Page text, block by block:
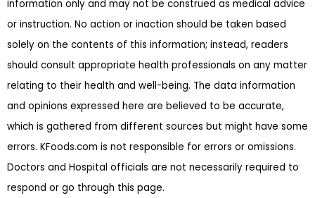
information only and may not be construed as medical advice
or instruction. No action or inaction should be taken based
solely on the contents of this information; instead, readers
should consult appropriate health professionals on any matter
relating to their health and well-being. The data information
and opinions expressed here are believed to be accurate,
which is gathered from different sources but might have some
errors. KFoods.com is not responsible for errors or omissions.
Doctors and Hospital officials are not necessarily required to
respond or go through this page.